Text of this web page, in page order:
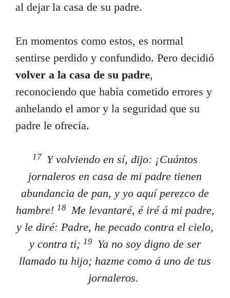
al dejar la casa de su padre.
En momentos como estos, es normal
sentirse perdido y confundido. Pero decidió
volver a la casa de su padre,
reconociendo que había cometido errores y
anhelando el amor y la seguridad que su
padre le ofrecía.
17 Y volviendo en sí, dijo: ¡Cuántos
jornaleros en casa de mi padre tienen
abundancia de pan, y yo aquí perezco de
hambre! 18 Me levantaré, é iré á mi padre,
y le diré: Padre, he pecado contra el cielo,
y contra ti; 19 Ya no soy digno de ser
llamado tu hijo; hazme como á uno de tus
jornaleros.